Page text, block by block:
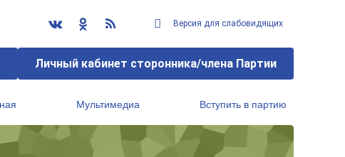
Версия для слабовидящих
Личный кабинет сторонника/члена Партии
Мультимедиа Вступить в партию